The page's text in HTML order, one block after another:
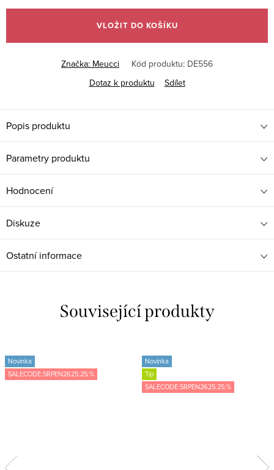
cena:
VLOŽIT DO KOŠÍKU
Značka: Meucci Kód produktu: DE556
Dotaz k produktu
Sdílet
Popis produktu
Parametry produktu
Hodnocení
Diskuze
Ostatní informace
Související produkty
Novinka
SALECODE:SRPEN2625:25:%
Novinka
Tip
SALECODE:SRPEN2625:25:%